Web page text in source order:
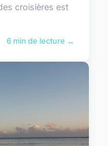
croisières est
6 min de lecture →